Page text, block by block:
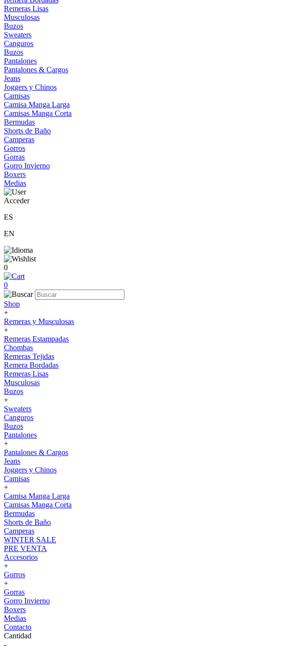
Remeras Lisas
Musculosas
Buzos
Sweaters
Canguros
Buzos
Pantalones
Pantalones & Cargos
Jeans
Joggers y Chinos
Camisas
Camisa Manga Larga
Camisas Manga Corta
Bermudas
Shorts de Baño
Camperas
Gorros
Gorras
Gorro Invierno
Boxers
Medias
Acceder
ES
EN
0
0
Shop
+
Remeras y Musculosas
+
Remeras Estampadas
Chombas
Remeras Tejidas
Remera Bordadas
Remeras Lisas
Musculosas
Buzos
+
Sweaters
Canguros
Buzos
Pantalones
+
Pantalones & Cargos
Jeans
Joggers y Chinos
Camisas
+
Camisa Manga Larga
Camisas Manga Corta
Bermudas
Shorts de Baño
Camperas
WINTER SALE
PRE VENTA
Accesorios
+
Gorros
+
Gorras
Gorro Invierno
Boxers
Medias
Contacto
Cantidad
-